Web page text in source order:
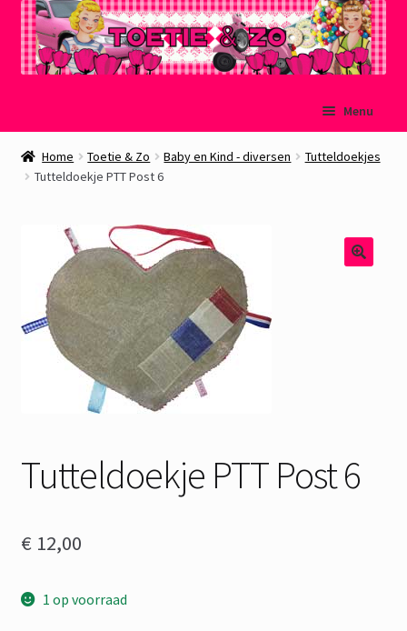
naar
navigatie
de
inhoud
Menu
Welkom
Winkelmand
Afrekenen
Over Toetie & Zo
Gastenboek
Home Toetie & Zo Baby en Kind - diversen
Tutteldoekjes
Tutteldoekje PTT Post 6
Tutteldoekje PTT Post 6
€ 12,00
1 op voorraad